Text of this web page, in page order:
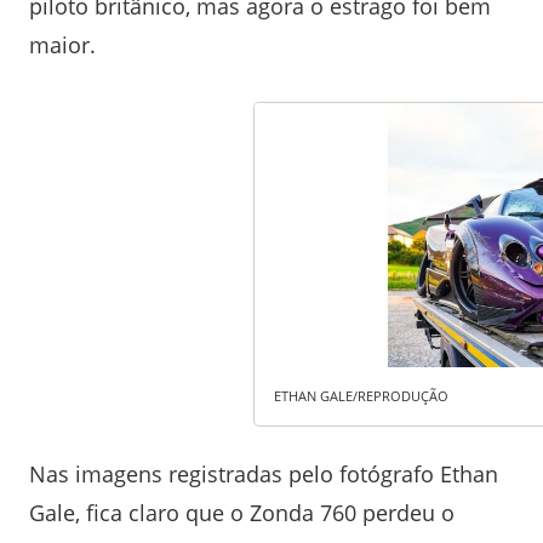
piloto britânico, mas agora o estrago foi bem
maior.
ETHAN GALE/REPRODUÇÃO
Nas imagens registradas pelo fotógrafo Ethan
Gale, fica claro que o Zonda 760 perdeu o